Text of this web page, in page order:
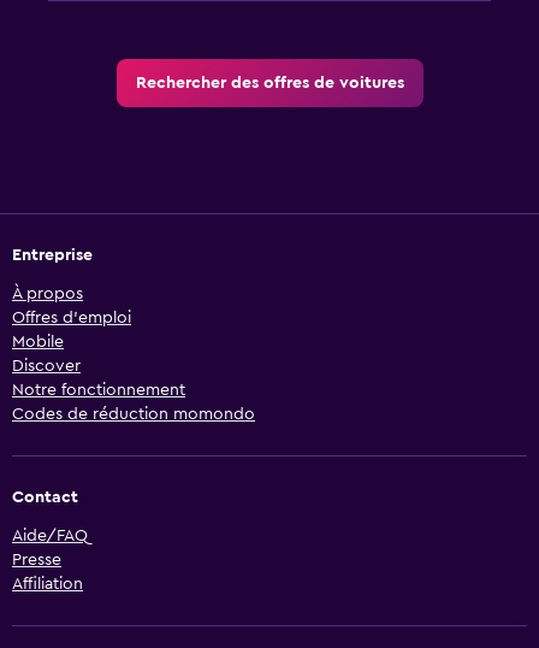
Rechercher des offres de voitures
Entreprise
À propos
Offres d’emploi
Mobile
Discover
Notre fonctionnement
Codes de réduction momondo
Contact
Aide/FAQ
Presse
Affiliation